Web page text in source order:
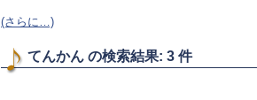
(さらに…)
てんかん の検索結果: 3 件